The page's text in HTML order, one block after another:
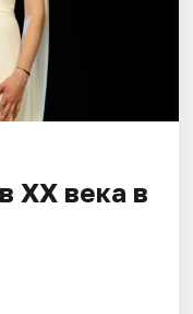
XX века в